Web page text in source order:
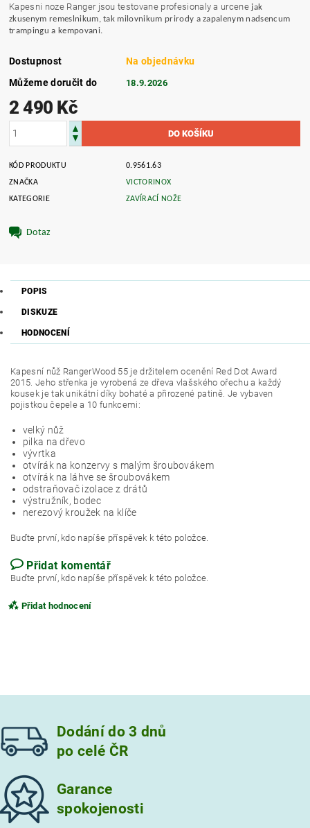
Kapesni noze Ranger jsou testovane profesionaly a urcene jak
zkusenym remeslnikum , tak milovnikum prirody a zapalenym nadsencum
trampingu a kempovani.
Dostupnost
Na objednávku
Můžeme doručit do
18.9.2026
2 490 Kč
KÓD PRODUKTU
0.9561.63
ZNAČKA
VICTORINOX
KATEGORIE
ZAVÍRACÍ NOŽE
Dotaz
POPIS
DISKUZE
HODNOCENÍ
Kapesní nůž RangerWood 55 je držitelem ocenění Red Dot Award
2015. Jeho střenka je vyrobená ze dřeva vlašského ořechu a každý
kousek je tak unikátní díky bohaté a přirozené patině. Je vybaven
pojistkou čepele a 10 funkcemi:
velký nůž
pilka na dřevo
vývrtka
otvírák na konzervy s malým šroubovákem
otvírák na láhve se šroubovákem
odstraňovač izolace z drátů
výstružník, bodec
nerezový kroužek na klíče
Buďte první, kdo napíše příspěvek k této položce.
Přidat komentář
Buďte první, kdo napíše příspěvek k této položce.
Přidat hodnocení
Vložením hodnocení souhlasíte s
Dodání do 3 dnů
po celé ČR
Garance
spokojenosti